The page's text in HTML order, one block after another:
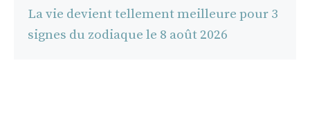
La vie devient tellement meilleure pour 3
signes du zodiaque le 8 août 2026